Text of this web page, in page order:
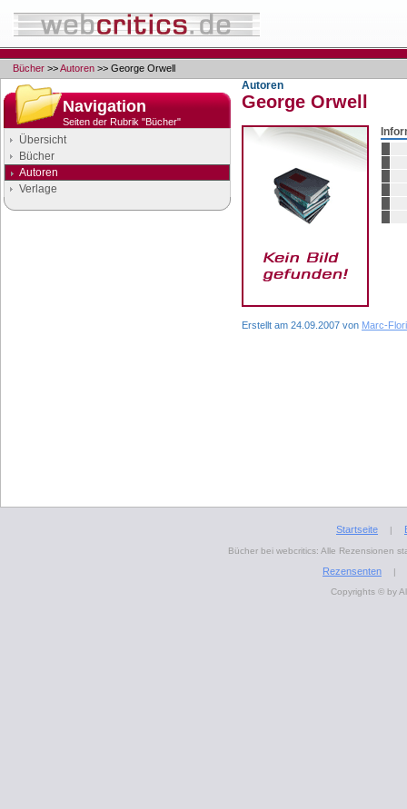
Bücher >>Autoren >> George Orwell
Navigation
Seiten der Rubrik "Bücher"
Übersicht
Bücher
Autoren
Verlage
Autoren
George Orwell
Erstellt am 24.09.2007 von Marc-
Startseite |
Bücher bei webcritics: Alle Rezensionen
Rezensenten
|
Copyrights © by